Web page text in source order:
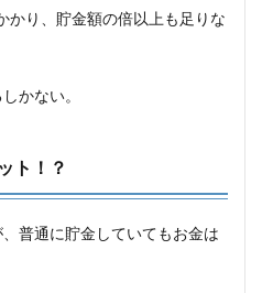
かり、貯金額の倍以上も足りな
かない。
ト！？
普通に貯金していてもお金は